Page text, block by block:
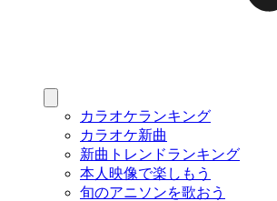
カラオケランキング
カラオケ新曲
新曲トレンドランキング
本人映像で楽しもう
旬のアニソンを歌おう